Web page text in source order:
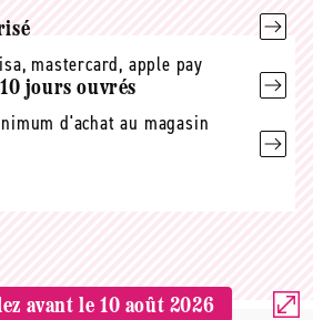
mastercard, apple pay
jours ouvrés
d'achat au magasin
avant le10 août 2026